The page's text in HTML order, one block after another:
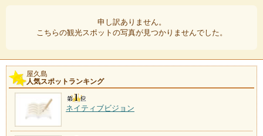
申し訳ありません。
こちらの観光スポットの写真が見つかりませんでした。
屋久島
人気スポットランキング
ネイティブビジョン